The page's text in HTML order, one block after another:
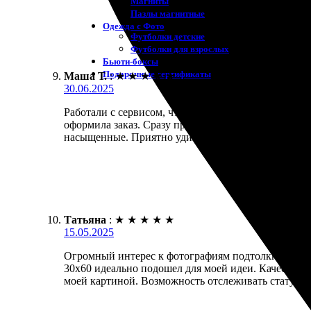
Пазлы магнитные
Одежда с Фото
Футболки детские
Футболки для взрослых
Бьюти-боксы
Подарочные сертификаты
Маша Т. : ★ ★ ★ ★ ★
30.06.2025
Работали с сервисом, чтобы напечатать фото на
оформила заказ. Сразу пришло подтверждение,
насыщенные. Приятно удивила скорость
Татьяна : ★ ★ ★ ★ ★
15.05.2025
Огромный интерес к фотографиям подтолкнул
30х60 идеально подошел для моей идеи. Качество
моей картиной. Возможность отслеживать статус